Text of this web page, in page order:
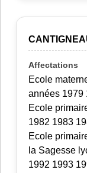
Ecole
années 1979
Ecole
1982 1983
Ecole
la Sagesse
1992 1993